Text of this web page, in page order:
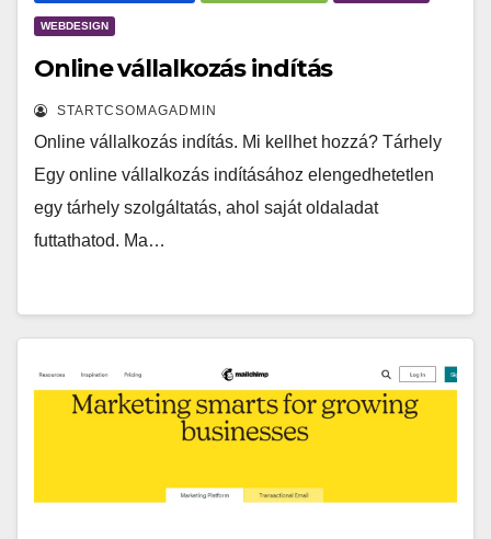
WEBDESIGN
Online vállalkozás indítás
STARTCSOMAGADMIN
Online vállalkozás indítás. Mi kellhet hozzá? Tárhely
Egy online vállalkozás indításához elengedhetetlen
egy tárhely szolgáltatás, ahol saját oldaladat
futtathatod. Ma…